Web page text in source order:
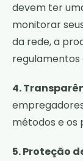
devem ter
monitorar
da rede, a
regulamentos
4.
métodos e os
5. Proteção